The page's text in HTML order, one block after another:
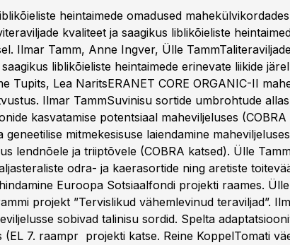
heintaimede omadused
kvaliteet ja saagikus liblikõieliste
Ilmar Tamm, Anne Ingver, Ülle
liblikõieliste heintaimede erinevate liikide
Tupits, Lea NaritsERANET CORE ORGANIC-II
Ilmar TammSuvinisu sortide umbrohtude
kasvatamise potentsiaal maheviljeluses
geneetilise mitmekesisuse laiendamine
lendnõele ja triiptõvele (COBRA katsed). Ülle
odra- ja kaerasortide ning aretiste
Euroopa Sotsiaalfondi projekti raames. Ülle
projekt ”Tervislikud vähemlevinud teraviljad”.
sobivad talinisu sordid. Spelta
(EL 7. raampr projekti katse. Reine KoppelTomati